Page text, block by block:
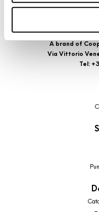
riportati. Puoi avere
l’Informativa estesa
banner comporterà il
analytics, per i quali
comunque modificare
accedendo al link
A brand of
Via Vittorio
Tel: